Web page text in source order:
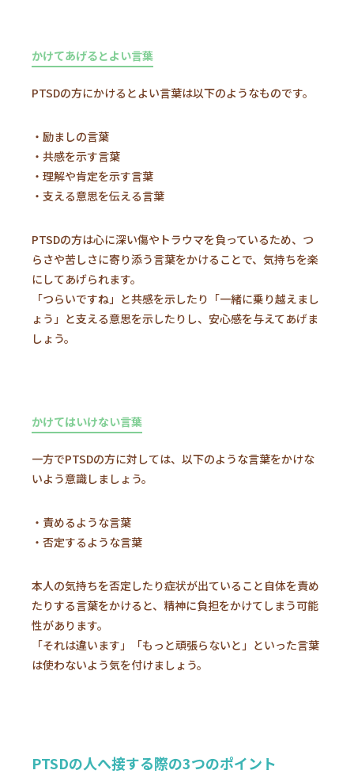
かけてあげるとよい言葉
PTSDの方にかけるとよい言葉は以下のようなものです。
・励ましの言葉
・共感を示す言葉
・理解や肯定を示す言葉
・支える意思を伝える言葉
PTSDの方は心に深い傷やトラウマを負っているため、つ
らさや苦しさに寄り添う言葉をかけることで、気持ちを楽
にしてあげられます。
「つらいですね」と共感を示したり「一緒に乗り越えまし
ょう」と支える意思を示したりし、安心感を与えてあげま
しょう。
かけてはいけない言葉
一方でPTSDの方に対しては、以下のような言葉をかけな
いよう意識しましょう。
・責めるような言葉
・否定するような言葉
本人の気持ちを否定したり症状が出ていること自体を責め
たりする言葉をかけると、精神に負担をかけてしまう可能
性があります。
「それは違います」「もっと頑張らないと」といった言葉
は使わないよう気を付けましょう。
PTSDの人へ接する際の3つのポイント